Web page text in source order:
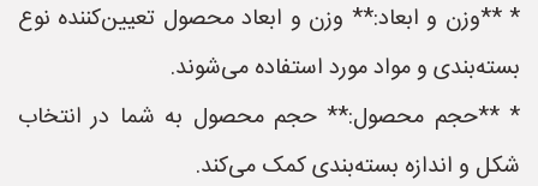
* **وزن و ابعاد:** وزن و ابعاد محصول تعیین‌کننده نوع
بسته‌بندی و مواد مورد استفاده می‌شوند.
* **حجم محصول:** حجم محصول به شما در انتخاب
شکل و اندازه بسته‌بندی کمک می‌کند.